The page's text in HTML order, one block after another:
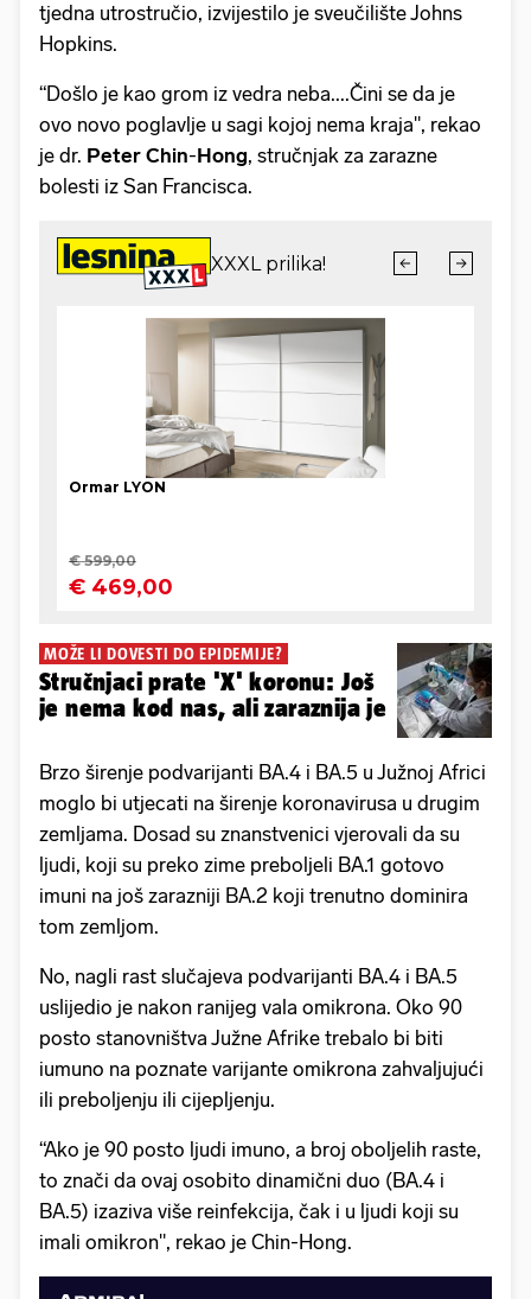
tjedna utrostručio, izvijestilo je sveučilište Johns
Hopkins.
“Došlo je kao grom iz vedra neba....Čini se da je
ovo novo poglavlje u sagi kojoj nema kraja", rekao
je dr. Peter Chin-Hong, stručnjak za zarazne
bolesti iz San Francisca.
MOŽE LI DOVESTI DO EPIDEMIJE?
Stručnjaci prate 'X' koronu: Još
je nema kod nas, ali zaraznija je
Brzo širenje podvarijanti BA.4 i BA.5 u Južnoj Africi
moglo bi utjecati na širenje koronavirusa u drugim
zemljama. Dosad su znanstvenici vjerovali da su
ljudi, koji su preko zime preboljeli BA.1 gotovo
imuni na još zarazniji BA.2 koji trenutno dominira
tom zemljom.
No, nagli rast slučajeva podvarijanti BA.4 i BA.5
uslijedio je nakon ranijeg vala omikrona. Oko 90
posto stanovništva Južne Afrike trebalo bi biti
iumuno na poznate varijante omikrona zahvaljujući
ili preboljenju ili cijepljenju.
“Ako je 90 posto ljudi imuno, a broj oboljelih raste,
to znači da ovaj osobito dinamični duo (BA.4 i
BA.5) izaziva više reinfekcija, čak i u ljudi koji su
imali omikron", rekao je Chin-Hong.